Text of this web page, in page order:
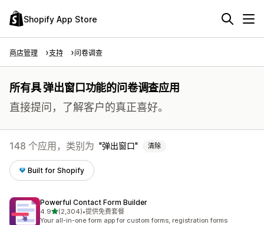
Shopify App Store
商店管理 支持 问卷调查
所有具 弹出窗口功能的问卷调查应用
直接提问，了解客户的真正喜好。
148 个应用，类别为 弹出窗口 清除
Built for Shopify
Powerful Contact Form Builder
4.9星（满分 5 星）
(2,304)
总共 2304 条评论
•提供免费套餐
Your all-in-one form app for custom forms, registration forms